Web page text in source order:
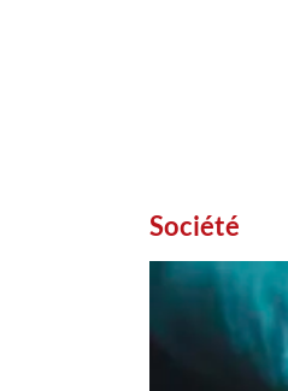
Société